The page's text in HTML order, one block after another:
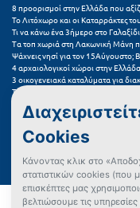
Π
Πάλαιρος
Παξοί
Παραλία Κατερίνης
Παραλία Λιτοχώρου
Παράλιο Άστρος
8 προορισμοί στην Ελλάδα που
Το Λιτόχωρο και οι Καταρράκτες
Τι να κάνω ένα 3ήμερο στο
Τα τοπ χωριά στη Λακωνική Μάνη
Ψάχνεις νησί για τον 15Αύγουστο;
4 αρχαιολογικοί χώροι στην
3 οικογενειακά καταλύματα για
Τα 11 καλύτερα καλοκαιρινά
7 μικρά ελληνικά νησιά για
5+1 ινσταγκραμικές παραλίες
Συχνές Ερωτήσεις (FAQs) για
Όροι χρήσης